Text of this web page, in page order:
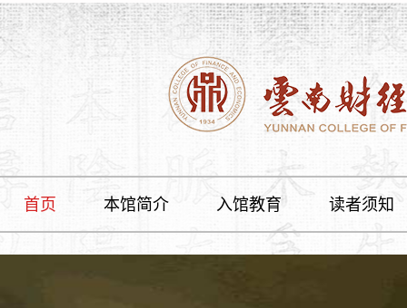
首页 本馆简介 入馆教育 读者须知